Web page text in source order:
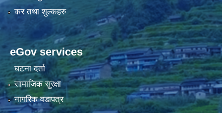
कर तथा शुल्कहरु
eGov services
घटना दर्ता
सामाजिक सुरक्षा
नागरिक वडापत्र